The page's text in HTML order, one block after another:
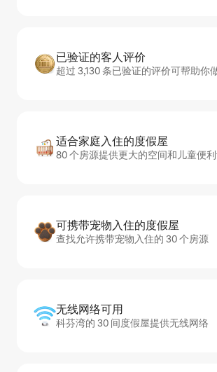
已验证的客人评价
超过 3,130 条已验证的评价可帮助你
适合家庭入住的度假屋
80 个房源提供更大的空间和儿童便
可携带宠物入住的度假屋
查找允许携带宠物入住的 30 个房源
无线网络可用
科芬湾的 30 间度假屋提供无线网络